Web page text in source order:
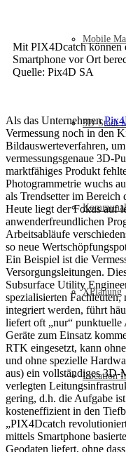
Mobile
3D-Stadt
XPlanung
Location
Mit PIX4Dcatch können
Smartphone vor Ort
Quelle: Pix4D SA
Als das Unternehmen
Vermessung noch in den
Bildauswerteverfahren,
vermessungsgenaue 3D-
marktfähiges Produkt
Photogrammetrie wuchs
als Trendsetter im Bereich
Heute liegt der Fokus auf
anwenderfreundlichen
Arbeitsabläufe
so neue
Ein Beispiel ist die
Versorgungsleitungen.
Subsurface Utility
spezialisierten
integriert werden, führt
liefert oft „nur“
Geräte zum Einsatz
RTK eingesetzt, kann
und ohne spezielle
aus) ein vollständiges 3D-
verlegten
gering, d.h. die Aufgabe
kosteneffizient in den
„PIX4Dcatch
mittels Smartphone
Geodaten liefert, ohne